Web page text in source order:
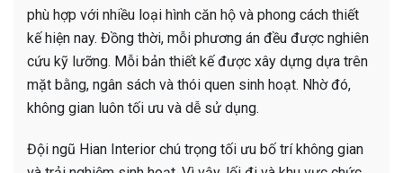
phù hợp với nhiều loại hình căn hộ và phong cách thiết
kế hiện nay. Đồng thời, mỗi phương án đều được nghiên
cứu kỹ lưỡng. Mỗi bản thiết kế được xây dựng dựa trên
mặt bằng, ngân sách và thói quen sinh hoạt. Nhờ đó,
không gian luôn tối ưu và dễ sử dụng.
Đội ngũ Hian Interior chú trọng tối ưu bố trí không gian